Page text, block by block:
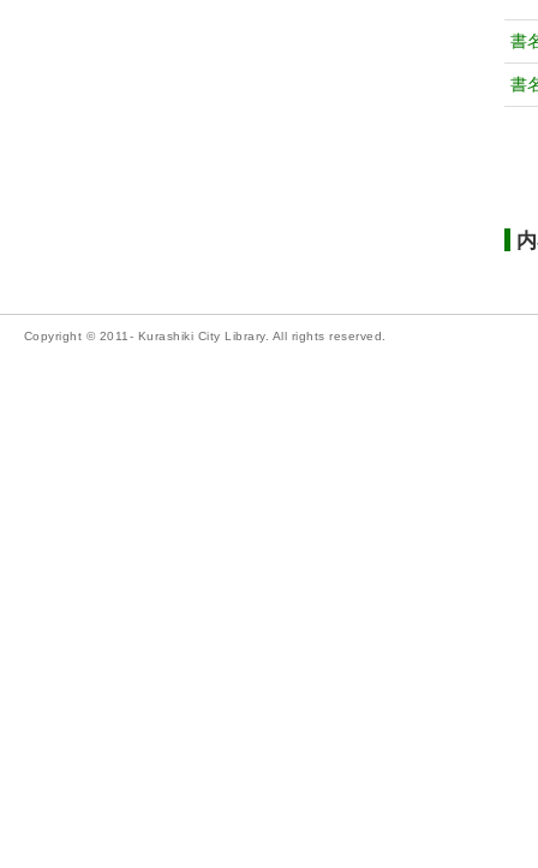
書
書
Copyright © 2011- Kurashiki City Library. All rights reserved.